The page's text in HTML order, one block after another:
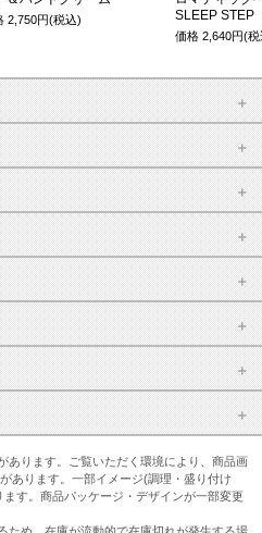
2,750円(税込)
SLEEP STEP
価格2,640円(
あります。ご覧いただく環境により、商品画
あります。一部イメージ(調理・盛り付け
す。商品パッケージ・デザインが一部変更